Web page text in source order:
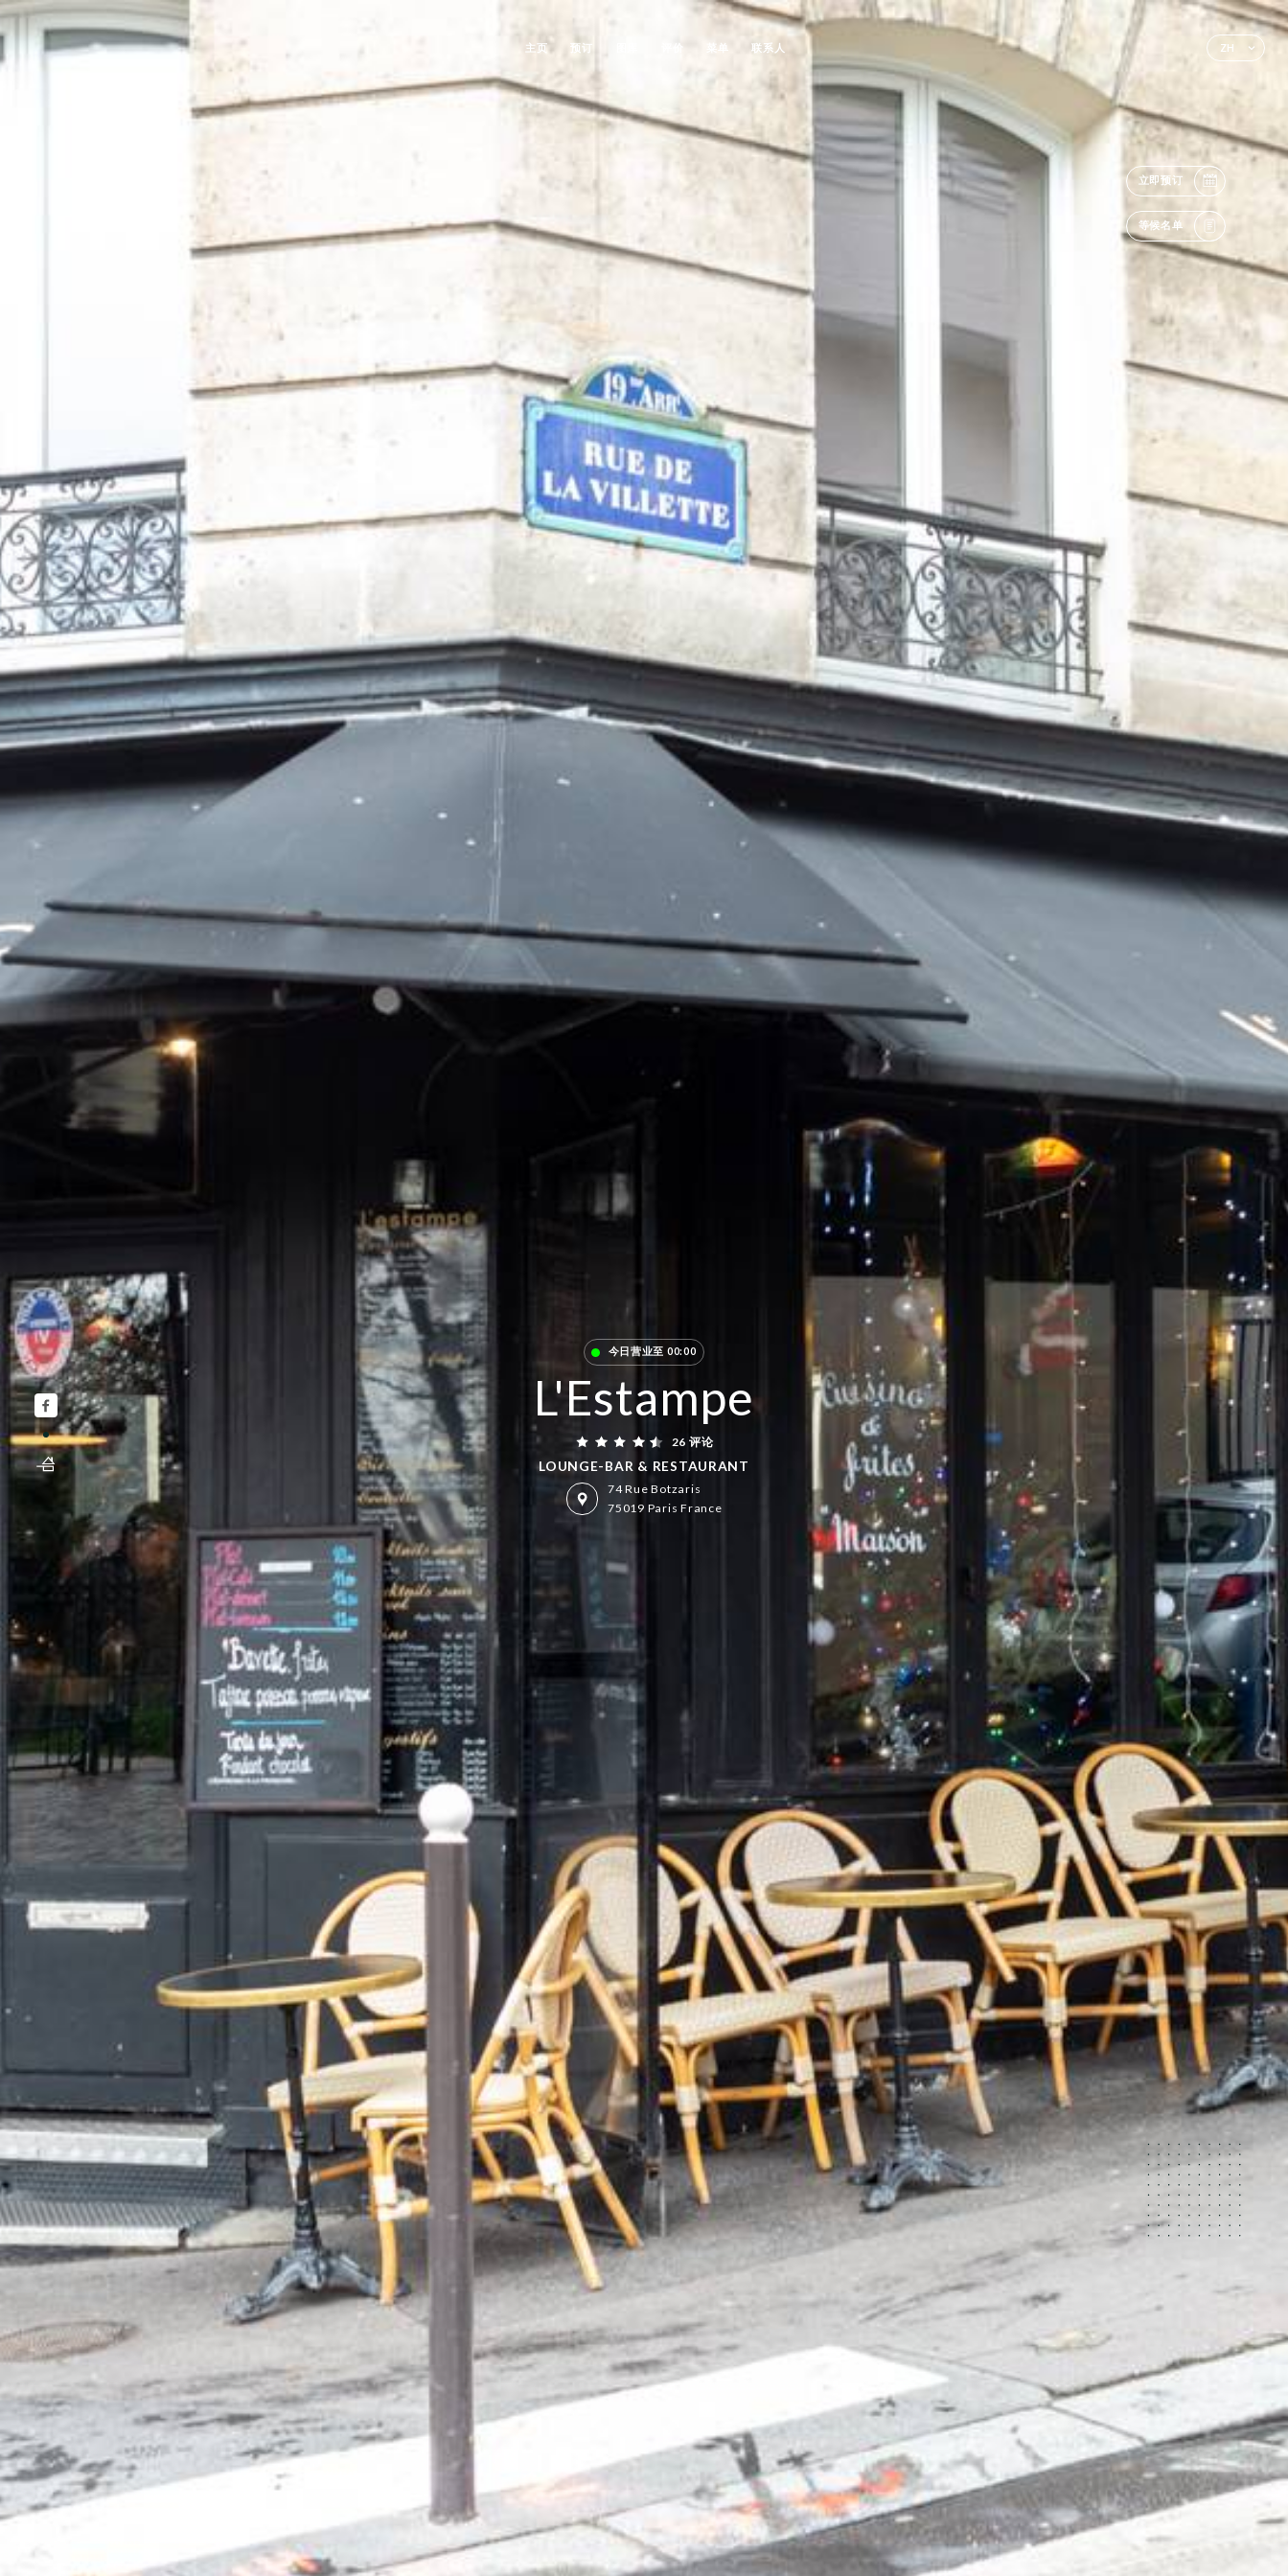
ZH
主页 预订 菜单 联系人
立即预订
等候名单
今日营业至 00:00
L'Estampe
26 评论
LOUNGE-BAR & RESTAURANT
74 Rue Botzaris
75019 Paris France